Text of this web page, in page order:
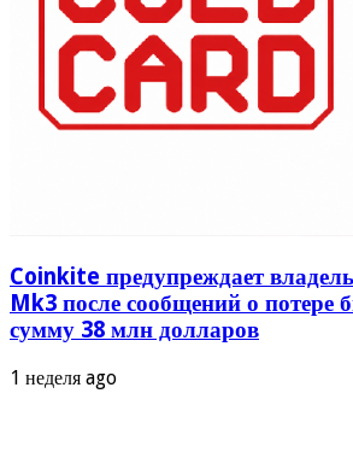
Coinkite предупреждает
Mk3 после сообщений о потере
сумму 38 млн долларов
1 неделя ago